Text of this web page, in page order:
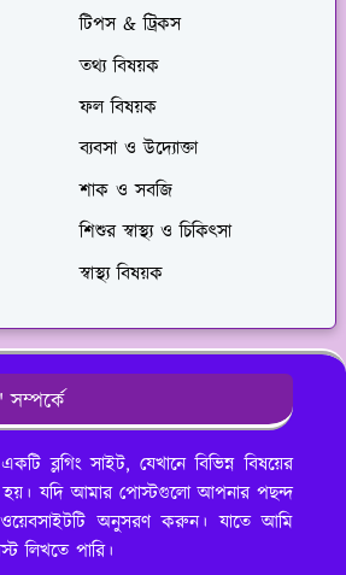
টিপস & ট্রিকস
তথ্য বিষয়ক
ফল বিষয়ক
ব্যবসা ও উদ্যোক্তা
শাক ও সবজি
শিশুর স্বাস্থ্য ও চিকিৎসা
স্বাস্থ্য বিষয়ক
ব্লগিং সাইট, যেখানে বিভিন্ন বিষয়ের
হয়। যদি আমার পোস্টগুলো আপনার পছন্দ
অনুসরণ করুন। যাতে আমি
লিখতে পারি।